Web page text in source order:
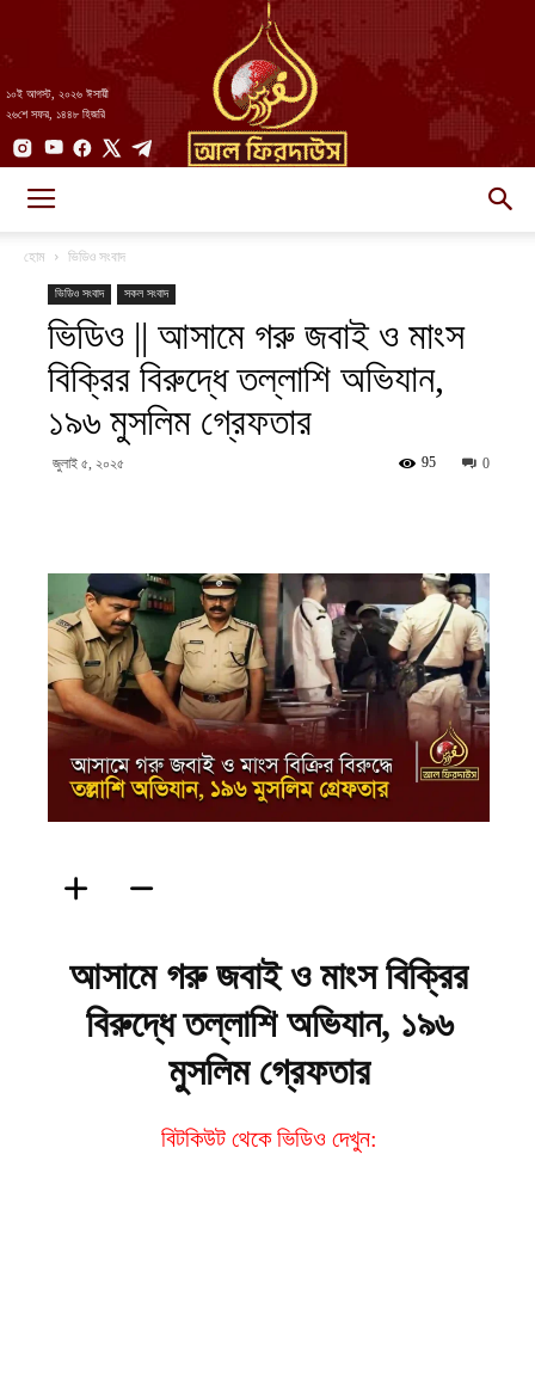
১০ই আগস্ট, ২০২৬ ঈসায়ী
২৬শে সফর, ১৪৪৮ হিজরি
||
আল-
হোম ভিডিও সংবাদ
ভিডিও সংবাদ সকল সংবাদ
ভিডিও || আসামে গরু জবাই ও মাংস
বিক্রির বিরুদ্ধে তল্লাশি অভিযান,
১৯৬ মুসলিম গ্রেফতার
জুলাই ৫, ২০২৫ 0
95
আসামে গরু জবাই ও মাংস বিক্রির
বিরুদ্ধে তল্লাশি অভিযান, ১৯৬
মুসলিম গ্রেফতার
বিটকিউট থেকে ভিডিও দেখুন: